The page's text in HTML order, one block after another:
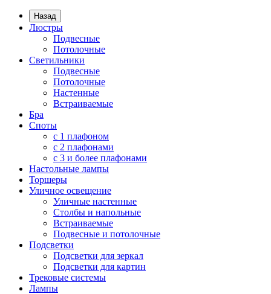
Назад
Люстры
Подвесные
Потолочные
Светильники
Подвесные
Потолочные
Настенные
Встраиваемые
Бра
Споты
с 1 плафоном
с 2 плафонами
с 3 и более плафонами
Настольные лампы
Торшеры
Уличное освещение
Уличные настенные
Столбы и напольные
Встраиваемые
Подвесные и потолочные
Подсветки
Подсветки для зеркал
Подсветки для картин
Трековые системы
Лампы